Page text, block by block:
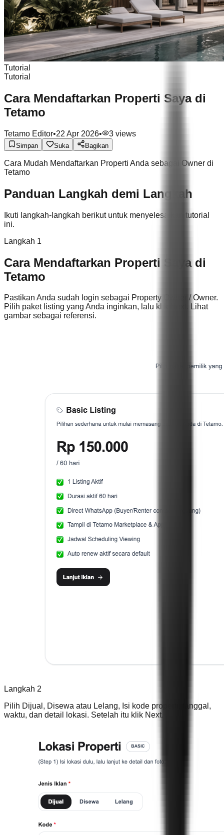
Tutorial
Tutorial
Cara Mendaftarkan Properti Saya di
Tetamo
Tetamo Editor•22 Apr 2026• 3 views
Simpan Suka Bagikan
Cara Mudah Mendaftarkan Properti Anda sebagai Owner di
Tetamo
Panduan Langkah demi Langkah
Ikuti langkah-langkah berikut untuk menyelesaikan tutorial
ini.
Langkah 1
Cara Mendaftarkan Properti Saya di
Tetamo
Pastikan Anda sudah login sebagai Property Owner / Owner.
Pilih paket listing yang Anda inginkan, lalu klik Next. Lihat
gambar sebagai referensi.
Langkah 2
Pilih Dijual, Disewa atau Lelang, Isi kode properti, tanggal,
waktu, dan detail lokasi. Setelah itu klik Next.